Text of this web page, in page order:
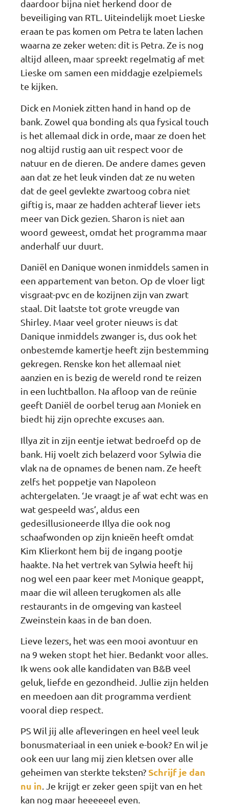
daardoor bijna niet herkend door de
beveiliging van RTL. Uiteindelijk moet Lieske
eraan te pas komen om Petra te laten lachen
waarna ze zeker weten: dit is Petra. Ze is nog
altijd alleen, maar spreekt regelmatig af met
Lieske om samen een middagje ezelpiemels
te kijken.
Dick en Moniek zitten hand in hand op de
bank. Zowel qua bonding als qua fysical touch
is het allemaal dick in orde, maar ze doen het
nog altijd rustig aan uit respect voor de
natuur en de dieren. De andere dames geven
aan dat ze het leuk vinden dat ze nu weten
dat de geel gevlekte zwartoog cobra niet
giftig is, maar ze hadden achteraf liever iets
meer van Dick gezien. Sharon is niet aan
woord geweest, omdat het programma maar
anderhalf uur duurt.
Daniël en Danique wonen inmiddels samen in
een appartement van beton. Op de vloer ligt
visgraat-pvc en de kozijnen zijn van zwart
staal. Dit laatste tot grote vreugde van
Shirley. Maar veel groter nieuws is dat
Danique inmiddels zwanger is, dus ook het
onbestemde kamertje heeft zijn bestemming
gekregen. Renske kon het allemaal niet
aanzien en is bezig de wereld rond te reizen
in een luchtballon. Na afloop van de reünie
geeft Daniël de oorbel terug aan Moniek en
biedt hij zijn oprechte excuses aan.
Illya zit in zijn eentje ietwat bedroefd op de
bank. Hij voelt zich belazerd voor Sylwia die
vlak na de opnames de benen nam. Ze heeft
zelfs het poppetje van Napoleon
achtergelaten. ‘Je vraagt je af wat echt was en
wat gespeeld was’, aldus een
gedesillusioneerde Illya die ook nog
schaafwonden op zijn knieën heeft omdat
Kim Klierkont hem bij de ingang pootje
haakte. Na het vertrek van Sylwia heeft hij
nog wel een paar keer met Monique geappt,
maar die wil alleen terugkomen als alle
restaurants in de omgeving van kasteel
Zweinstein kaas in de ban doen.
Lieve lezers, het was een mooi avontuur en
na 9 weken stopt het hier. Bedankt voor alles.
Ik wens ook alle kandidaten van B&B veel
geluk, liefde en gezondheid. Jullie zijn helden
en meedoen aan dit programma verdient
vooral diep respect.
PS Wil jij alle afleveringen en heel veel leuk
bonusmateriaal in een uniek e-book? En wil je
ook een uur lang mij zien kletsen over alle
geheimen van sterkte teksten? Schrijf je dan
nu in. Je krijgt er zeker geen spijt van en het
kan nog maar heeeeeel even.